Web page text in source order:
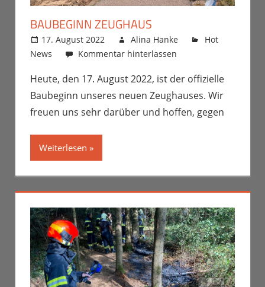
BAUBEGINN ZEUGHAUS
17. August 2022 Alina Hanke
Hot
News
Kommentar hinterlassen
Heute, den 17. August 2022, ist der offizielle
Baubeginn unseres neuen Zeughauses. Wir
freuen uns sehr darüber und hoffen, gegen
Weiterlesen